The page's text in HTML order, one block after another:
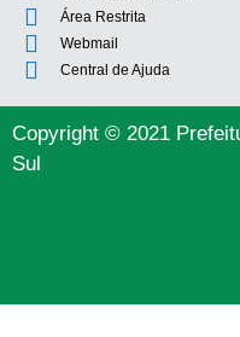
Área Restrita
Webmail
Central de Ajuda
Copyright © 2021
Sul